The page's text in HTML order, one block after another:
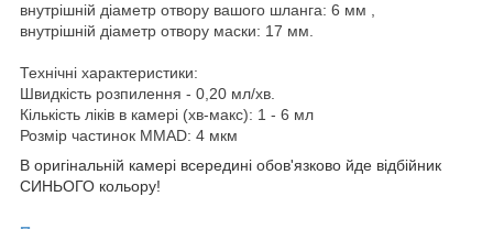
внутрішній діаметр отвору вашого шланга: 6 мм ,
внутрішній діаметр отвору маски: 17 мм.
Технічні характеристики:
Швидкість розпилення - 0,20 мл/хв.
Кількість ліків в камері (хв-макс): 1 - 6 мл
Розмір частинок MMAD: 4 мкм
В оригінальній камері всередині обов'язково йде відбійник
СИНЬОГО кольору!